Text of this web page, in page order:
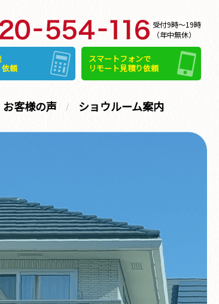
受付9時～19時
（年中無休）
依頼
スマートフォンで
リモート見積り依頼
お客様の声 ショウルーム案内